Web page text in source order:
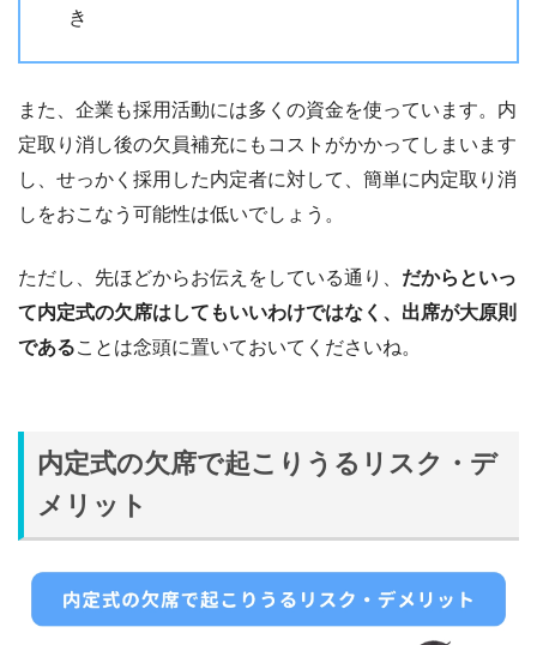
き
また、企業も採用活動には多くの資金を使っています。内
定取り消し後の欠員補充にもコストがかかってしまいます
し、せっかく採用した内定者に対して、簡単に内定取り消
しをおこなう可能性は低いでしょう。
ただし、先ほどからお伝えをしている通り、 だからといっ
て内定式の欠席はしてもいいわけではなく、出席が大原則
であることは念頭に置いておいてくださいね。
内定式の欠席で起こりうるリスク・デ
メリット